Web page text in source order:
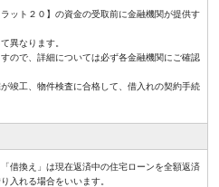
ット２０】の資金の受取前に金融機関が提供す
異なります。
ので、詳細については必ず各金融機関にご確認
竣工、物件検査に合格して、借入れの契約手続
借換え」は現在返済中の住宅ローンを全額返済
入れる場合をいいます。